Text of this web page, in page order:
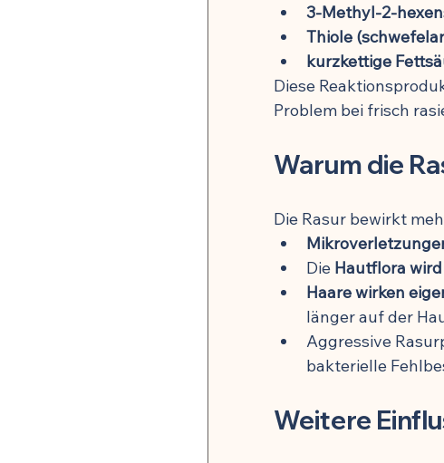
🍽️ Rezepte für Zellverjüngung
3-Methyl-2-
Thiole
kurzkettige
Diese
Problem bei frisch
Warum die
Die Rasur bewirkt
Die Hautflora
Haare wirken
länger auf der
Aggressive
bakterielle
Weitere